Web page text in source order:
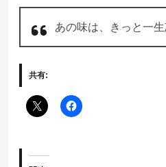
あの味は、きっと一
共有: